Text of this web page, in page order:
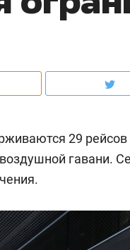
29
гавани.